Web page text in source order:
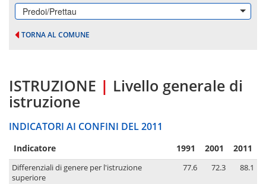
Predoi/Prettau
TORNA AL COMUNE
ISTRUZIONE | Livello generale di
istruzione
INDICATORI AI CONFINI DEL 2011
Indicatore 1991 2001 2011
Differenziali di genere per l'istruzione
superiore
77.6 72.3 88.1